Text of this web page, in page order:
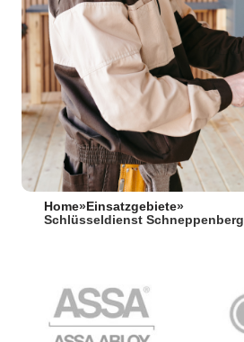
Home» Einsatzgebiete»
Schlüsseldienst Schneppenberg